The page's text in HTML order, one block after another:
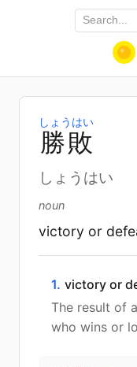
勝敗
しょうはい
しょうはい
noun
victory or
1. victory or
The result of
who wins or